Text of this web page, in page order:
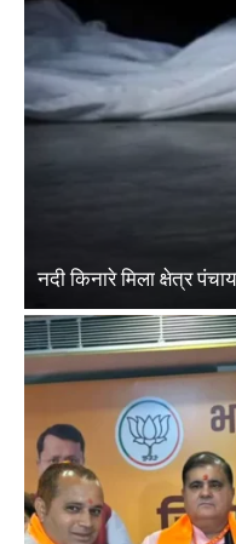
नदी किनारे मिला क्षेत्र